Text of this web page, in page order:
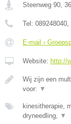
Steenweg 90
Tel: 089248040
E-mail ›
Website: http://
Wij zijn een
voor: ▼
kinesitherapie,
dryneedling,
▼